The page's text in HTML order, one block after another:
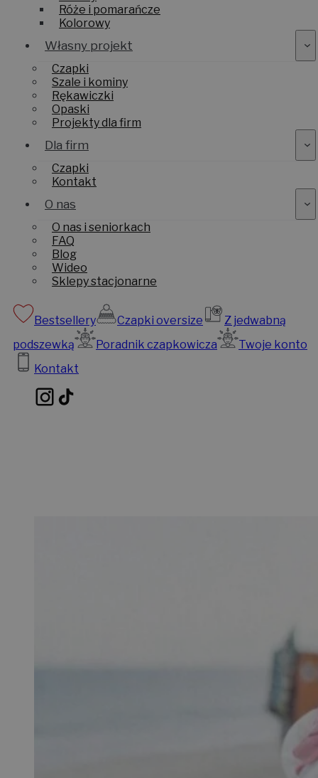
Róże i pomarańcze
Kolorowy
Własny projekt
Czapki
Szale i kominy
Rękawiczki
Opaski
Projekty dla firm
Dla firm
Czapki
Kontakt
O nas
O nas i seniorkach
FAQ
Blog
Wideo
Sklepy stacjonarne
Bestsellery Czapki oversize
Z jedwabną
podszewką
Poradnik czapkowicza
Twoje konto
Kontakt